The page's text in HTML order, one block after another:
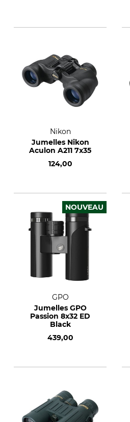
Nikon
Jumelles Nikon
Aculon A211 7x35
124,00
NOUVEAU
GPO
Jumelles GPO
Passion 8x32 ED
Black
439,00